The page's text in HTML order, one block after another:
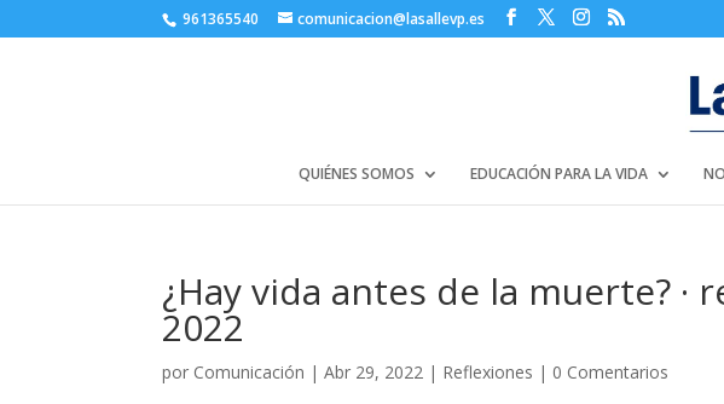
961365540 comunicacion@lasallevp.es
QUIÉNES SOMOS EDUCACIÓN PARA LA VIDA
¿Hay vida antes de la muerte? ·
2022
por Comunicación |Abr 29, 2022 | Reflexiones | 0 Comentarios